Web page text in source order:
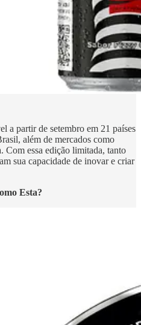
a partir de setembro em 21 países
além de mercados como
Com essa edição limitada, tanto
sua capacidade de inovar e criar
Esta?